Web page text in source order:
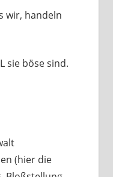
wir, handeln
sie böse sind.
(hier die